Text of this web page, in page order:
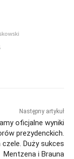
Następny artykuł
oficjalne wyniki
prezydenckich.
czele. Duży sukces
Mentzena i Brauna